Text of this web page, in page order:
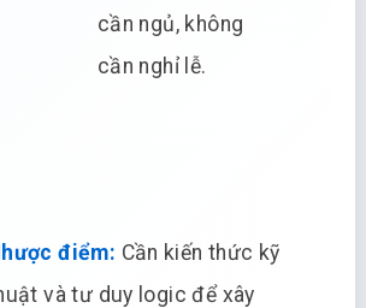
cần ngủ, không
cần nghỉ lễ.
điểm: Cần kiến thức kỹ
và tư duy logic để xây